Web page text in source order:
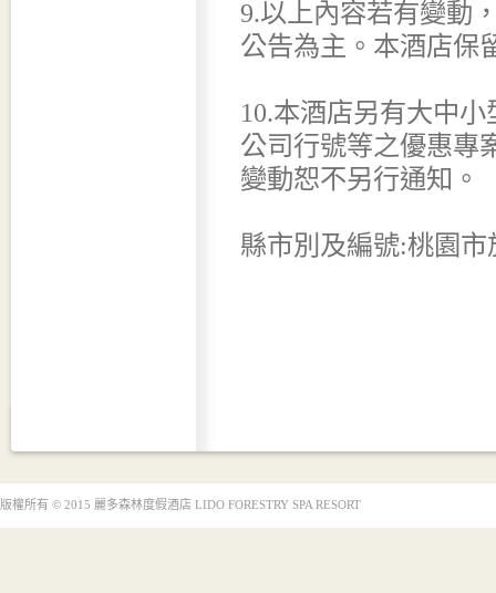
9.以上內容若有變動
公告為主。本酒店保
10.本酒店另有大中
公司行號等之優惠專
變動恕不另行通知。
縣市別及編號:桃園市
版權所有 © 2015 麗多森林度假酒店 LIDO FORESTRY SPA RESORT